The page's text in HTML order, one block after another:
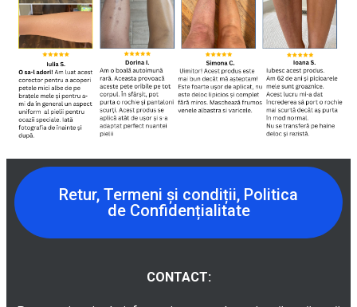
Retur, Termeni și condiții, Politica
de Confidențialitate
CONTACT: